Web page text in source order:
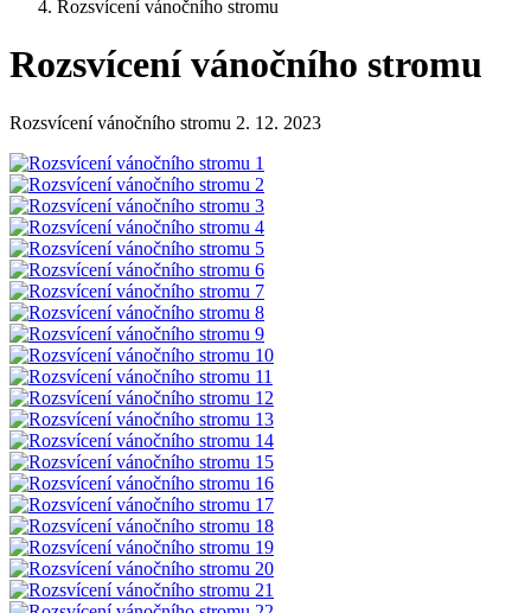
Rozsvícení vánočního stromu
Rozsvícení vánočního stromu
Rozsvícení vánočního stromu 2. 12. 2023